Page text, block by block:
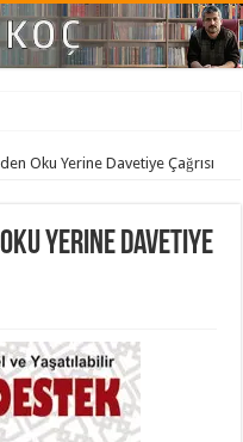
Oku Yerine Davetiye Çağrısı
Yerine Davetiye